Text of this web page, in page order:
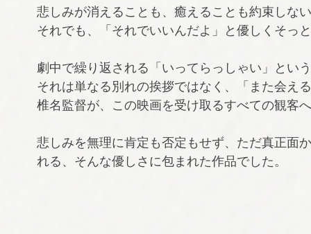
悲しみが消えることも、癒えることも約束しな
それでも、「それでいいんだよ」と優しくそっ
劇中で繰り返される「いってらっしゃい」とい
それは単なる別れの挨拶ではなく、「また会え
椎名監督が、この映画を受け取るすべての観客
悲しみを無理に肯定も否定もせず、ただ真正面
れる、そんな優しさに包まれた作品でした。